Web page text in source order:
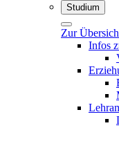
Studium
Zur
Infos